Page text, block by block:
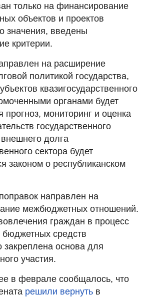
только на финансирование
объектов и проектов
значения, введены
критерии.
на расширение
политикой государства,
квазигосударственного
органами будет
прогноз, мониторинг и оценка
государственного
долга
сектора будет
законом о республиканском
направлен на
межбюджетных отношений.
граждан в процесс
бюджетных средств
закреплена основа для
участия.
в феврале сообщалось, что
решили вернуть в